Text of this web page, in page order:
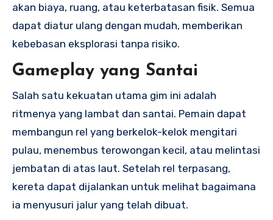
akan biaya, ruang, atau keterbatasan fisik. Semua
dapat diatur ulang dengan mudah, memberikan
kebebasan eksplorasi tanpa risiko.
Gameplay yang Santai
Salah satu kekuatan utama gim ini adalah
ritmenya yang lambat dan santai. Pemain dapat
membangun rel yang berkelok-kelok mengitari
pulau, menembus terowongan kecil, atau melintasi
jembatan di atas laut. Setelah rel terpasang,
kereta dapat dijalankan untuk melihat bagaimana
ia menyusuri jalur yang telah dibuat.